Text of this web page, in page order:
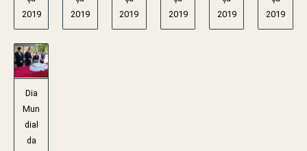
2019
2019
2019
2019
2019
2019
Dia
Mun
dial
da